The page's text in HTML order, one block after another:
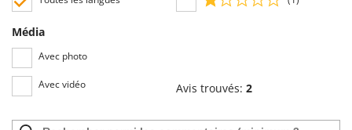
Média
Avec photo
Avec vidéo Avis trouvés: 2